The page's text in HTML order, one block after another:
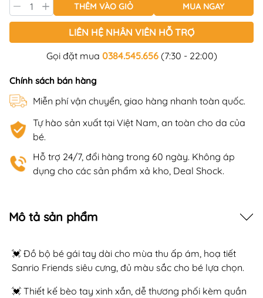
THÊM VÀO GIỎ MUA NGAY
LIÊN HỆ NHÂN VIÊN HỖ TRỢ
Gọi đặt mua 0384.545.656(7:30 - 22:00)
Chính sách bán hàng
Miễn phí vận chuyển, giao hàng nhanh toàn quốc.
Tự hào sản xuất tại Việt Nam, an toàn cho da của
bé.
Hỗ trợ 24/7, đổi hàng trong 60 ngày. Không áp
dụng cho các sản phẩm xả kho, Deal Shock.
Mô tả sản phẩm
💓 Đồ bộ bé gái tay dài cho mùa thu ấp ám, hoạ tiết
Sanrio Friends siêu cưng, đủ màu sắc cho bé lựa chọn.
💓 Thiết kế bèo tay xinh xắn, dễ thương phối kèm quần